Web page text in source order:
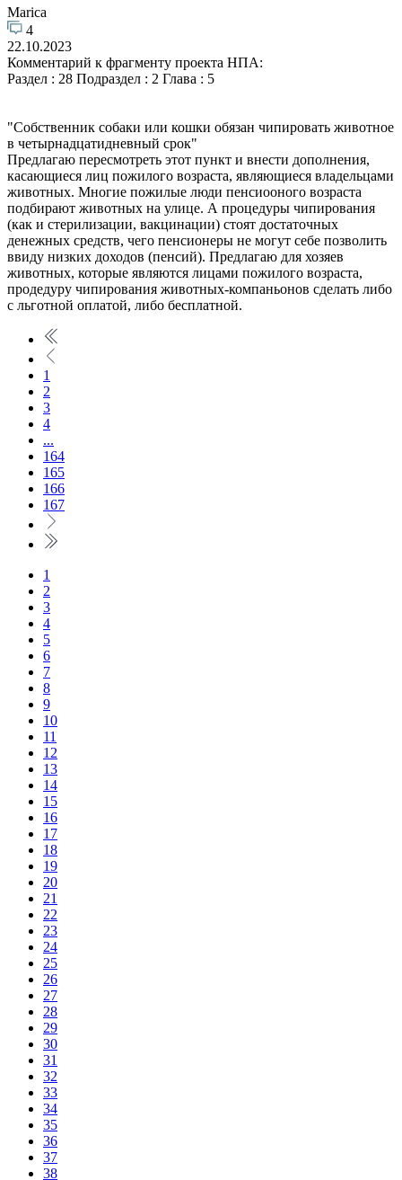
Marica
4
22.10.2023
Комментарий к фрагменту проекта НПА:
Раздел : 28 Подраздел : 2 Глава : 5
"Собственник собаки или кошки обязан чипировать животное
в четырнадцатидневный срок"
Предлагаю пересмотреть этот пункт и внести дополнения,
касающиеся лиц пожилого возраста, являющиеся владельцами
животных. Многие пожилые люди пенсиооного возраста
подбирают животных на улице. А процедуры чипирования
(как и стерилизации, вакцинации) стоят достаточных
денежных средств, чего пенсионеры не могут себе позволить
ввиду низких доходов (пенсий). Предлагаю для хозяев
животных, которые являются лицами пожилого возраста,
продедуру чипирования животных-компаньонов сделать либо
с льготной оплатой, либо бесплатной.
1
2
3
4
...
164
165
166
167
1
2
3
4
5
6
7
8
9
10
11
12
13
14
15
16
17
18
19
20
21
22
23
24
25
26
27
28
29
30
31
32
33
34
35
36
37
38